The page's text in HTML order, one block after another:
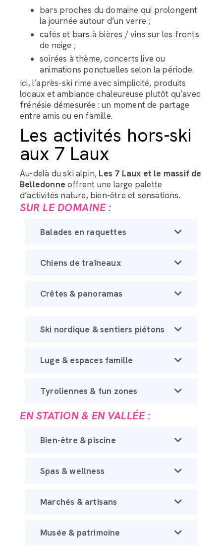
bars proches du domaine qui prolongent
la journée autour d’un verre ;
cafés et bars à bières / vins sur les fronts
de neige ;
soirées à thème, concerts live ou
animations ponctuelles selon la période.
Ici, l’après-ski rime avec simplicité, produits
locaux et ambiance chaleureuse plutôt qu’avec
frénésie démesurée : un moment de partage
entre amis ou en famille.
Les activités hors-ski
aux 7 Laux
Au-delà du ski alpin, Les 7 Laux et le massif de
Belledonne offrent une large palette
d’activités nature, bien-être et sensations.
SUR LE DOMAINE :
Balades en raquettes
Chiens de traîneaux
Crêtes & panoramas
Ski nordique & sentiers piétons
Luge & espaces famille
Tyroliennes & fun zones
EN STATION & EN VALLÉE :
Bien-être & piscine
Spas & wellness
Marchés & artisans
Musée & patrimoine